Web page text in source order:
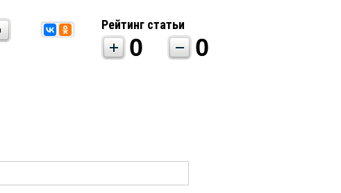
Рейтинг статьи
0 0